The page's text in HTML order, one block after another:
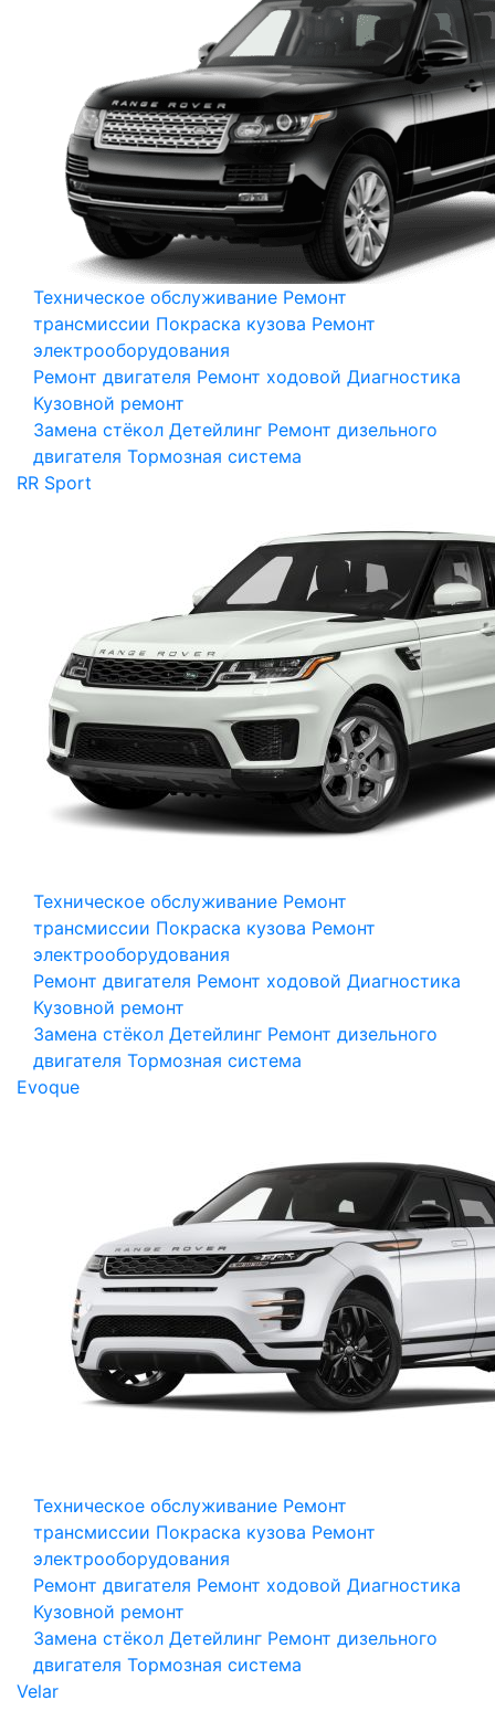
Техническое обслуживание Ремонт
трансмиссии Покраска кузова Ремонт
электрооборудования
Ремонт двигателя Ремонт ходовой Диагностика
Кузовной ремонт
Замена стёкол Детейлинг Ремонт дизельного
двигателя Тормозная система
RR Sport
Техническое обслуживание Ремонт
трансмиссии Покраска кузова Ремонт
электрооборудования
Ремонт двигателя Ремонт ходовой Диагностика
Кузовной ремонт
Замена стёкол Детейлинг Ремонт дизельного
двигателя Тормозная система
Evoque
Техническое обслуживание Ремонт
трансмиссии Покраска кузова Ремонт
электрооборудования
Ремонт двигателя Ремонт ходовой Диагностика
Кузовной ремонт
Замена стёкол Детейлинг Ремонт дизельного
двигателя Тормозная система
Velar